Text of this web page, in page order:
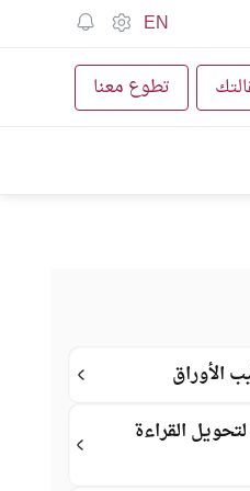
EN
تطوع معنا
الأوراق
القراءة